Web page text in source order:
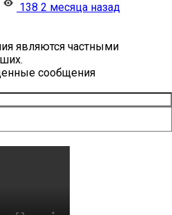
138 2 месяца назад
являются частными
сообщения